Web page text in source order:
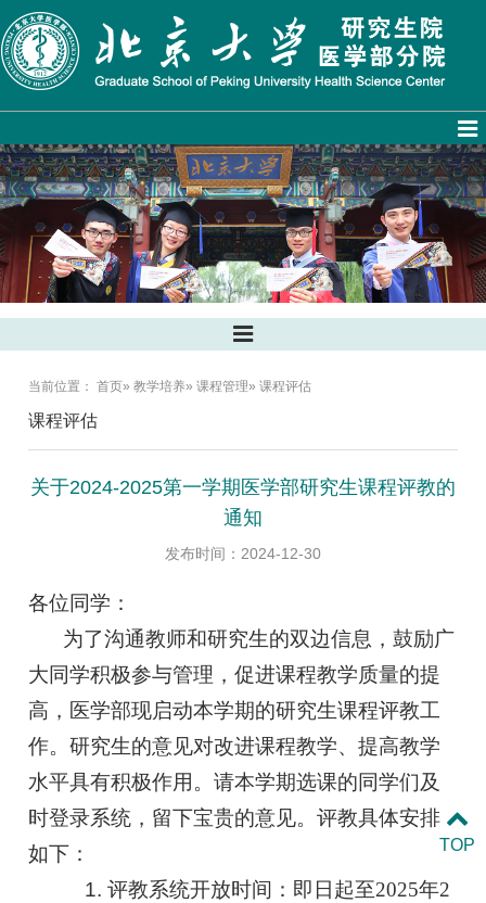
当前位置：首页»教学培养»课程管理» 课程评估
课程评估
关于2024-2025第一学期医学部研究生课程评教的
通知
发布时间：2024-12-30
各位同学：
为了沟通教师和研究生的双边信息，鼓励广
大同学积极参与管理，促进课程教学质量的提
高，医学部现启动本学期的研究生课程评教工
作。研究生的意见对改进课程教学、提高教学
水平具有积极作用。请本学期选课的同学们及
时登录系统，留下宝贵的意见。评教具体安排
如下：
1.评教系统开放时间 ：即日起至2025年2
TOP